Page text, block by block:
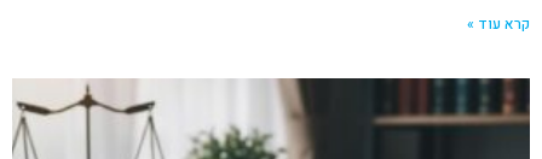
קרא עוד »